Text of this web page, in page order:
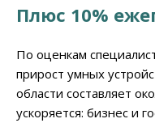
Плюс 10%
По оценкам
прирост умных
области составляет
ускоряется: бизнес и